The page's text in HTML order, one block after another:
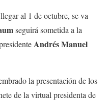
al 1 de octubre, se va
seguirá sometida a la
Andrés Manuel
la presentación de los
de la virtual presidenta de